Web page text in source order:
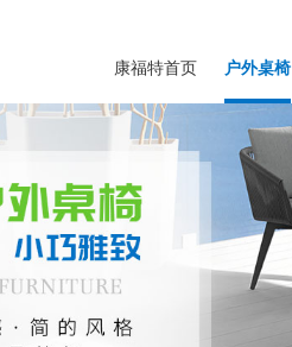
康福特首页 户外桌椅